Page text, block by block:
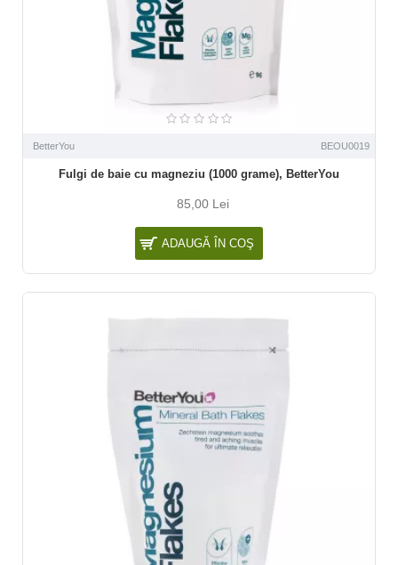
BetterYou BEOU0019
Fulgi de baie cu magneziu (1000 grame), BetterYou
85,00 Lei
ADAUGĂ ÎN COŞ